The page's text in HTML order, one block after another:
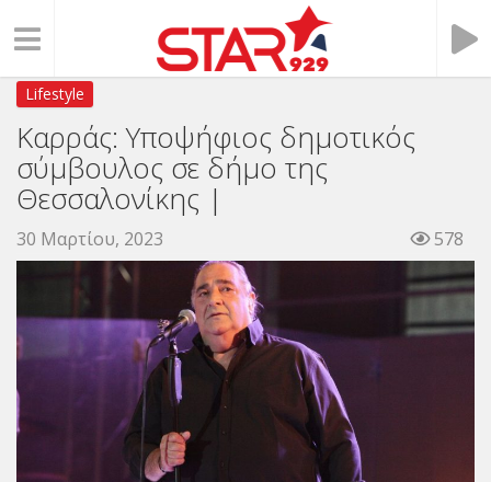
Lifestyle
Καρράς: Υποψήφιος δημοτικός
σύμβουλος σε δήμο της
Θεσσαλονίκης |
30 Μαρτίου, 2023 578